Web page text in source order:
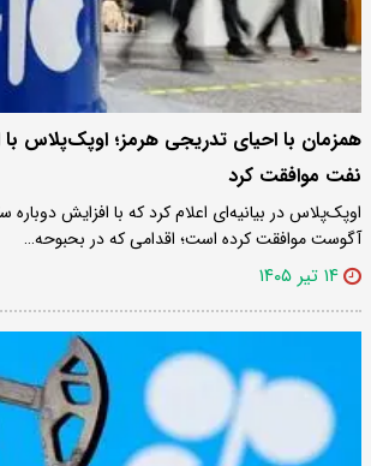
همزمان با احیای تدریجی هرمز؛ اوپک‌پلاس
نفت موافقت کرد
اوپک‌پلاس در بیانیه‌ای اعلام کرد که با افزایش
آگوست موافقت کرده است؛ اقدامی که در بحبوحه…
۱۴ تیر ۱۴۰۵